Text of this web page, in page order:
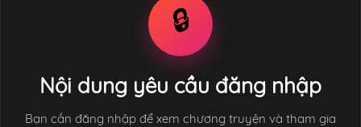
🔒
Nội dung yêu cầu đăng nhập
Bạn cần đăng nhập để xem chương truyện và tham gia